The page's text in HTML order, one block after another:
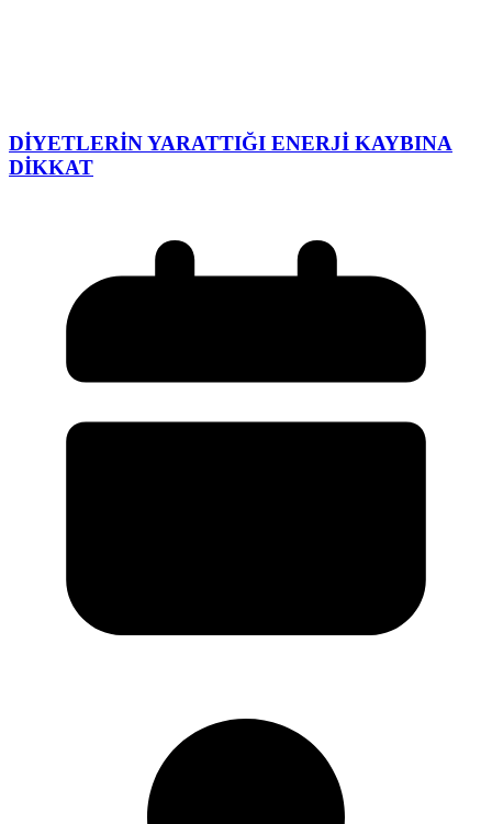
DİYETLERİN YARATTIĞI ENERJİ KAYBINA
DİKKAT